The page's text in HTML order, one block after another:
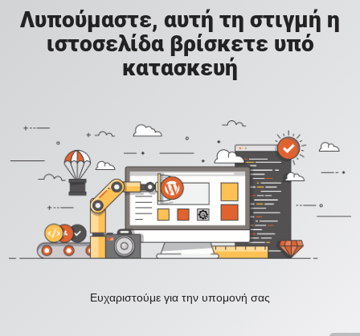
Λυπούμαστε, αυτή τη στιγμή η
ιστοσελίδα βρίσκετε υπό
κατασκευή
Ευχαριστούμε για την υπομονή σας